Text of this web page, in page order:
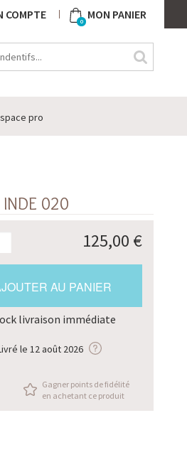
COMPTE 0 MON PANIER
pro
INDE 020
125,00 €
AU PANIER
livraison immédiate
le12 août 2026
Gagner points de fidélité
en achetant ce produit